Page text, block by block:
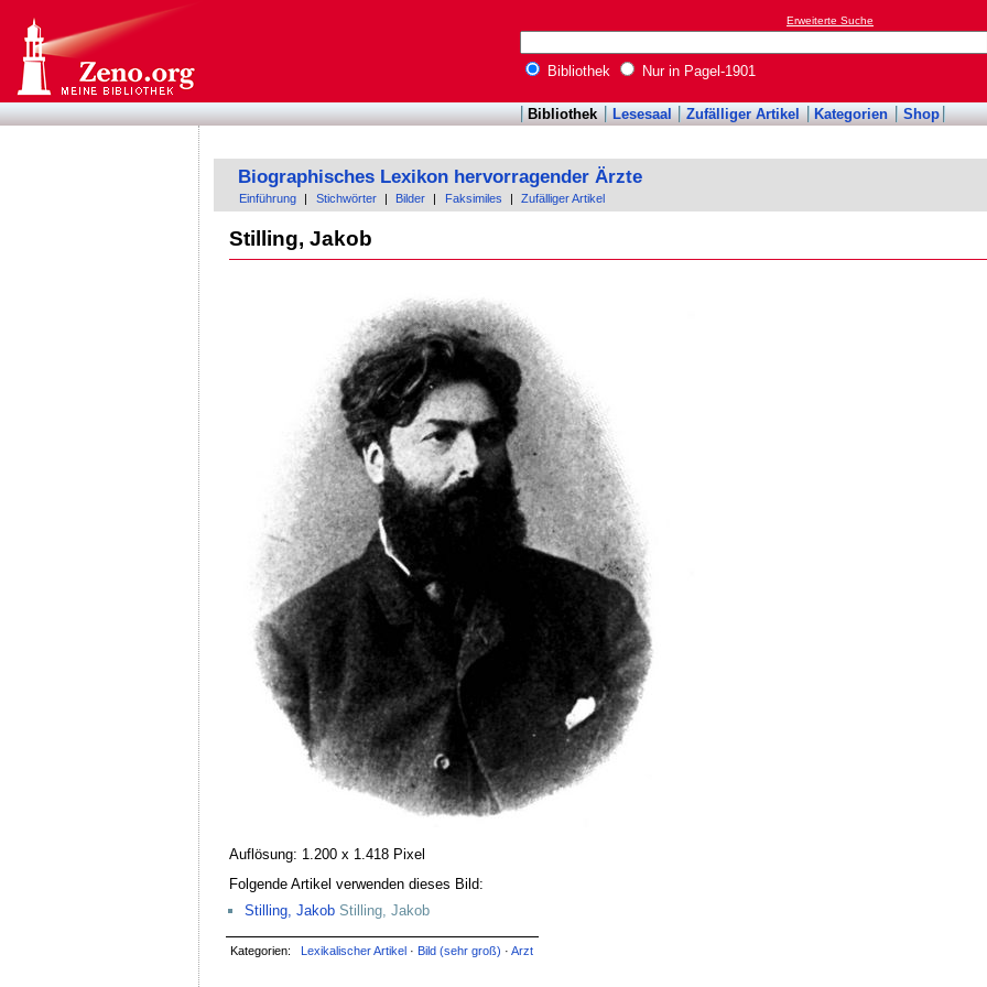
Erweiterte Suche
Bibliothek Nur in Pagel-1901
Bibliothek Lesesaal Zufälliger Artikel Kategorien Shop
Biographisches Lexikon hervorragender Ärzte
Einführung Stichwörter Bilder Faksimiles Zufälliger Artikel
Stilling, Jakob
Auflösung: 1.200 x 1.418 Pixel
Folgende Artikel verwenden dieses Bild:
Stilling, Jakob Stilling, Jakob
Kategorien: Lexikalischer Artikel · Bild (sehr groß) ·Arzt